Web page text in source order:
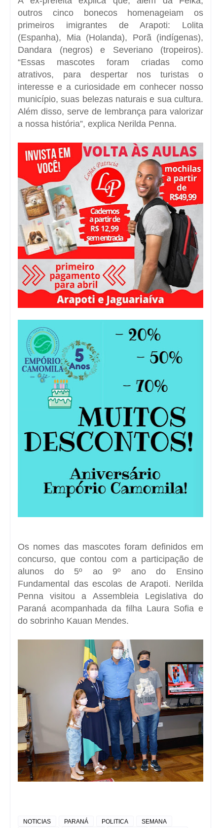
outros cinco bonecos homenageiam os
primeiros imigrantes de Arapoti: Lolita
(Espanha), Mia (Holanda), Porã (indígenas),
Dandara (negros) e Severiano (tropeiros).
“Essas mascotes foram criadas como
atrativos, para despertar nos turistas o
interesse e a curiosidade em conhecer nosso
município, suas belezas naturais e sua cultura.
Além disso, serve de lembrança para valorizar
a nossa história”, explica Nerilda Penna.
Os nomes das mascotes foram definidos em
concurso, que contou com a participação de
alunos do 5º ao 9º ano do Ensino
Fundamental das escolas de Arapoti. Nerilda
Penna visitou a Assembleia Legislativa do
Paraná acompanhada da filha Laura Sofia e
do sobrinho Kauan Mendes.
NOTICIAS PARANÁ POLITICA
SEMANA